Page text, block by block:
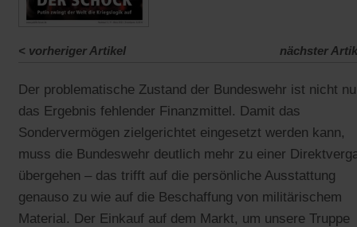
< vorheriger Artikel nächster
Der problematische Zustand der Bundeswehr ist nicht
das Ergebnis fehlender Finanzmittel. Damit das
Sondervermögen zielgerichtet eingesetzt werden kann,
muss die Bundeswehr deutlich mehr zu einer
übergehen – das trifft auf die persönliche Ausstattung
genauso zu wie auf die Beschaffung von militärischem
Material. Der Einkauf auf dem Markt, um unsere Truppe